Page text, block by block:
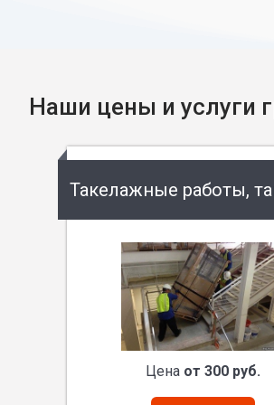
Наши цены и услуги
Такелажные работы,
Цена от 300 руб.